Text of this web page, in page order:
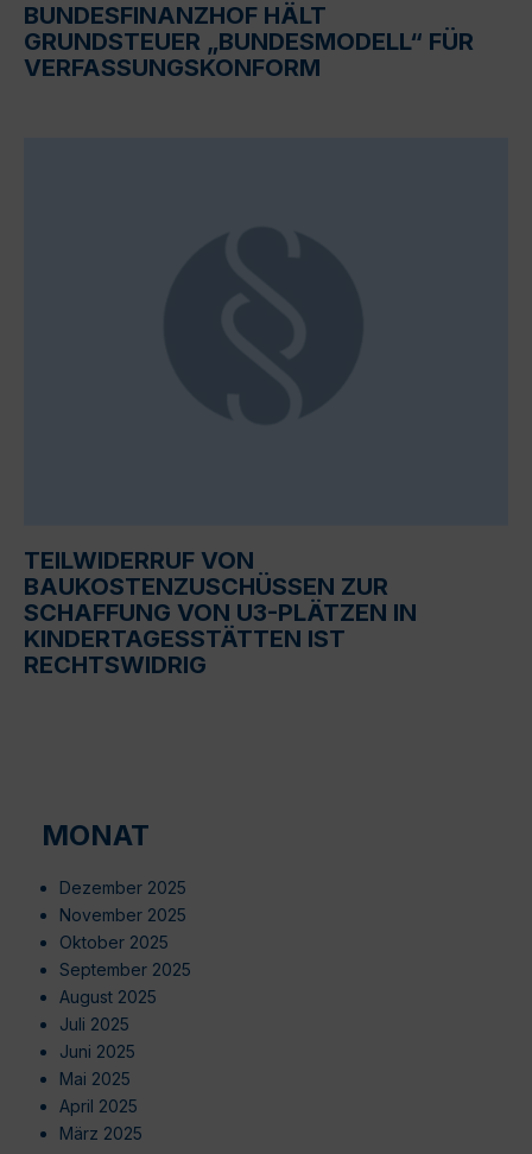
BUNDESFINANZHOF HÄLT
GRUNDSTEUER „BUNDESMODELL“ FÜR
VERFASSUNGSKONFORM
TEILWIDERRUF VON
BAUKOSTENZUSCHÜSSEN ZUR
SCHAFFUNG VON U3-PLÄTZEN IN
KINDERTAGESSTÄTTEN IST
RECHTSWIDRIG
MONAT
Dezember 2025
November 2025
Oktober 2025
September 2025
August 2025
Juli 2025
Juni 2025
Mai 2025
April 2025
März 2025